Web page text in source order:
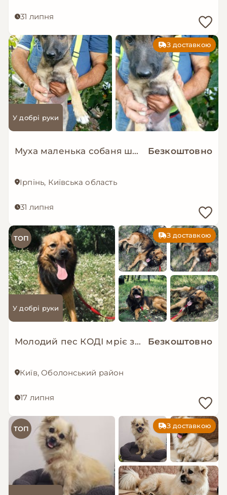
31 липня
З доставкою
У добрі руки
Муха маленька собаня шукає дім Безкоштовно
Ірпінь, Київська область
31 липня
ТОП З доставкою
У добрі руки
Молодий пес КОДІ мріє знову стати домашнім! Безкоштовно
Київ, Оболонський район
17 липня
ТОП З доставкою